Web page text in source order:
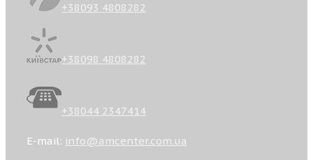
+38093 4808282
+38098 4808282
+38044 2347414
E-mail: info@amcenter.com.ua